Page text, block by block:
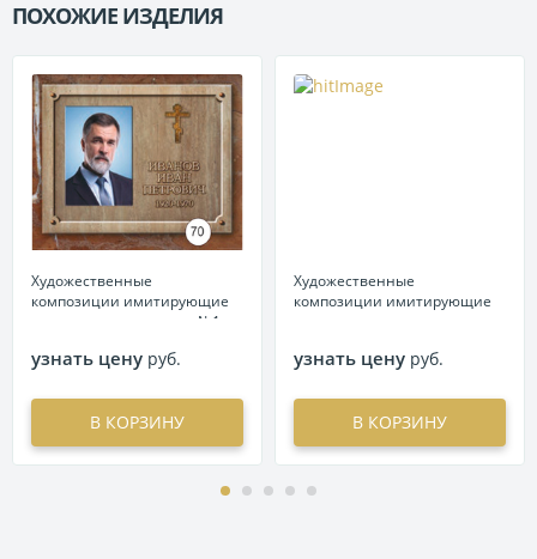
ПОХОЖИЕ ИЗДЕЛИЯ
Художественные
композиции имитирующие
текстуру камня металл №1
узнать цену руб.
В КОРЗИНУ
Художественные
композиции имитирующие
узнать цену руб.
В КОРЗИНУ